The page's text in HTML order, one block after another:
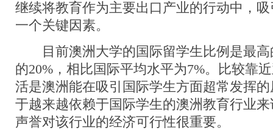
继续将教育作为主要出口产业的行动中，
一个关键因素。
目前澳洲大学的国际留学生比例是最高
的20%，相比国际平均水平为7%。比较靠
活是澳洲能在吸引国际学生方面超常发挥
于越来越依赖于国际学生的澳洲教育行业
声誉对该行业的经济可行性很重要。